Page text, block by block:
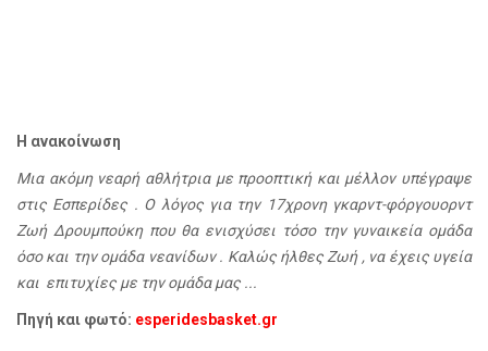
Η ανακοίνωση
Μια ακόμη νεαρή αθλήτρια με προοπτική και μέλλον υπέγραψε
στις Εσπερίδες . Ο λόγος για την 17χρονη γκαρντ-φόργουορντ
Ζωή Δρουμπούκη που θα ενισχύσει τόσο την γυναικεία ομάδα
όσο και την ομάδα νεανίδων . Καλώς ήλθες Ζωή , να έχεις υγεία
και επιτυχίες με την ομάδα μας ...
Πηγή και φωτό: esperidesbasket.gr